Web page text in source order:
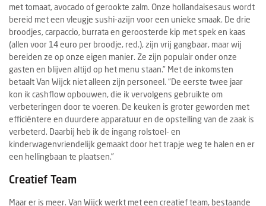
met tomaat, avocado of gerookte zalm. Onze hollandaisesaus wordt
bereid met een vleugje sushi-azijn voor een unieke smaak. De drie
broodjes, carpaccio, burrata en geroosterde kip met spek en kaas
(allen voor 14 euro per broodje, red.), zijn vrij gangbaar, maar wij
bereiden ze op onze eigen manier. Ze zijn populair onder onze
gasten en blijven altijd op het menu staan.” Met de inkomsten
betaalt Van Wijck niet alleen zijn personeel. “De eerste twee jaar
kon ik cashflow opbouwen, die ik vervolgens gebruikte om
verbeteringen door te voeren. De keuken is groter geworden met
efficiëntere en duurdere apparatuur en de opstelling van de zaak is
verbeterd. Daarbij heb ik de ingang rolstoel- en
kinderwagenvriendelijk gemaakt door het trapje weg te halen en er
een hellingbaan te plaatsen.”
Creatief Team
Maar er is meer. Van Wijck werkt met een creatief team, bestaande